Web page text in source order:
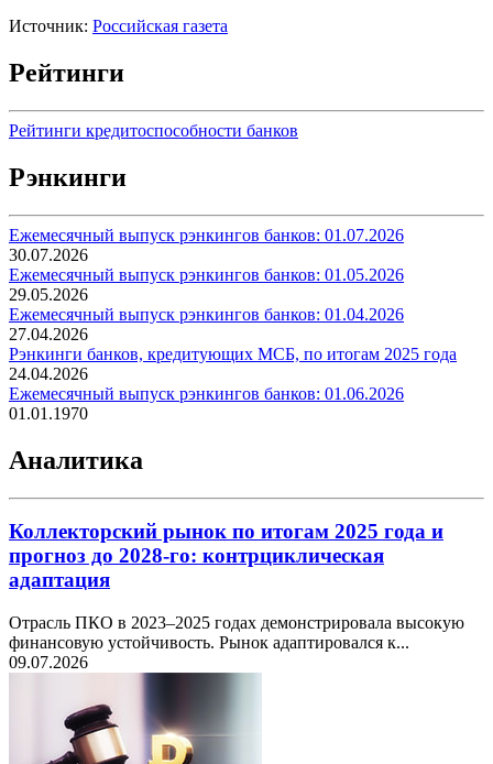
Источник: Российская газета
Рейтинги
Рейтинги кредитоспособности банков
Рэнкинги
Ежемесячный выпуск рэнкингов банков: 01.07.2026
30.07.2026
Ежемесячный выпуск рэнкингов банков: 01.05.2026
29.05.2026
Ежемесячный выпуск рэнкингов банков: 01.04.2026
27.04.2026
Рэнкинги банков, кредитующих МСБ, по итогам 2025 года
24.04.2026
Ежемесячный выпуск рэнкингов банков: 01.06.2026
01.01.1970
Аналитика
Коллекторский рынок по итогам 2025 года и
прогноз до 2028-го: контрциклическая
адаптация
Отрасль ПКО в 2023–2025 годах демонстрировала высокую
финансовую устойчивость. Рынок адаптировался к...
09.07.2026